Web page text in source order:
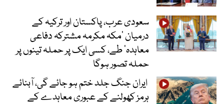
سعودی عرب، پاکستان اور ترکیہ کے
درمیان ’مکہ مکرمہ مشترکہ دفاعی
معاہدہ‘ طے، کسی ایک پر حملہ تینوں پر
حملہ تصور ہوگا
ایران جنگ جلد ختم ہو جائے گی، آبنائے
ہرمز کھولنے کے عبوری معاہدے کے